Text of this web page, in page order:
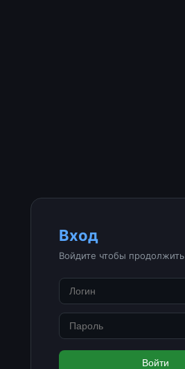
Вход
Войдите чтобы продолжить
Войти